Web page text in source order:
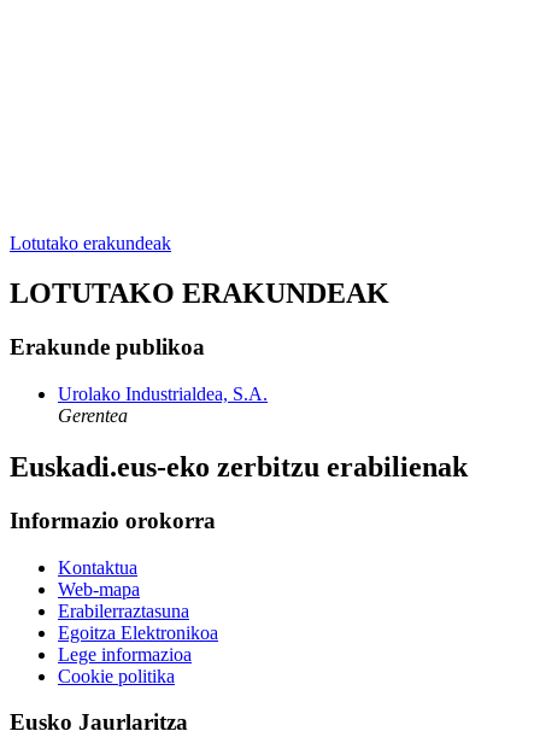
Lotutako erakundeak
LOTUTAKO ERAKUNDEAK
Erakunde publikoa
Urolako Industrialdea, S.A.
Gerentea
Euskadi.eus-eko zerbitzu erabilienak
Informazio orokorra
Kontaktua
Web-mapa
Erabilerraztasuna
Egoitza Elektronikoa
Lege informazioa
Cookie politika
Eusko Jaurlaritza